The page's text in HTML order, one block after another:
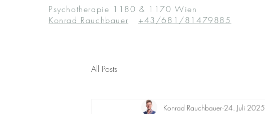
Psychotherapie 1180 & 1170 Wien
Konrad Rauchbauer | +43/681/81479885
All Posts
Konrad Rauchbauer 24. Juli 2025